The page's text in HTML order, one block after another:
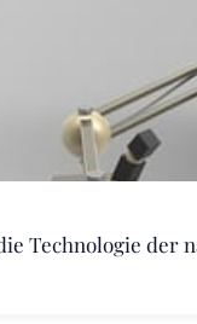
Technologie der